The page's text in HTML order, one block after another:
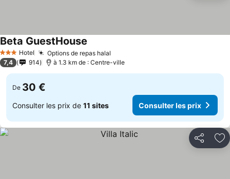
3 ÉtoilesHotel Options de repas halal
Beta GuestHouse
7,4 914 à 1.3 km de : Centre-ville
De 30 €
Consulter les prix de 11 sites Consulter les prix
Partager